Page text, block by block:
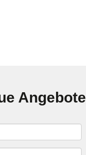
Angebote